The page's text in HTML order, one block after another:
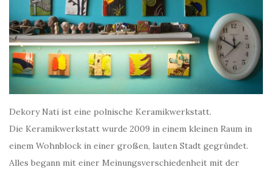
Dekory Nati ist eine polnische Keramikwerkstatt.
Die Keramikwerkstatt wurde 2009 in einem kleinen Raum in
einem Wohnblock in einer großen, lauten Stadt gegründet.
Alles begann mit einer Meinungsverschiedenheit mit der